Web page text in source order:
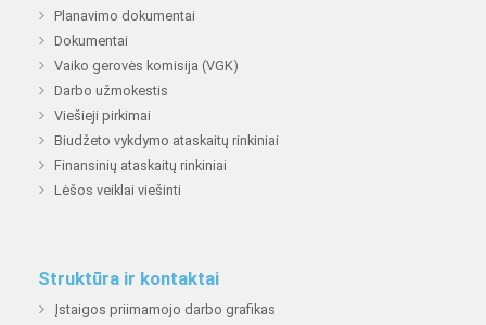
Planavimo dokumentai
Dokumentai
Vaiko gerovės komisija (VGK)
Darbo užmokestis
Viešieji pirkimai
Biudžeto vykdymo ataskaitų rinkiniai
Finansinių ataskaitų rinkiniai
Lėšos veiklai viešinti
Struktūra ir kontaktai
Įstaigos priimamojo darbo grafikas